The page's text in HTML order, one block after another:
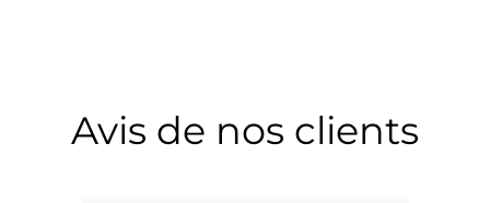
Avis de nos clients